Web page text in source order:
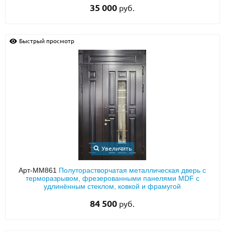
35 000 руб.
Быстрый просмотр
Увеличить
Арт-ММ861 Полуторастворчатая металлическая дверь с
терморазрывом, фрезерованными панелями MDF с
удлинённым стеклом, ковкой и фрамугой
84 500 руб.